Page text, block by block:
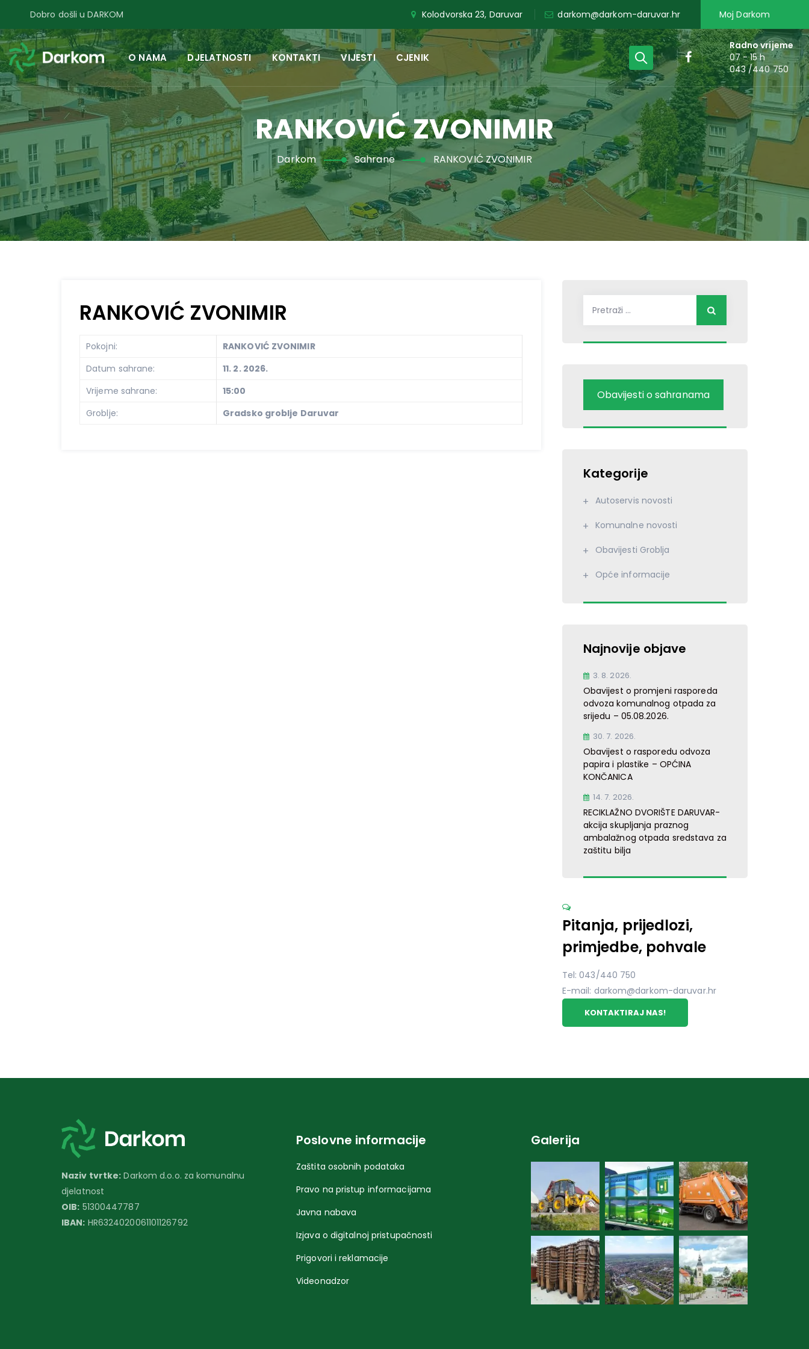
Dobro došli u DARKOM Kolodvorska 23, Daruvar darkom@darkom-daruvar.hr Moj Darkom
Radno vrijeme
07 - 15 h
043 /440 750
O NAMA DJELATNOSTI KONTAKTI VIJESTI CJENIK
RANKOVIĆ ZVONIMIR
Darkom Sahrane RANKOVIĆ ZVONIMIR
RANKOVIĆ ZVONIMIR
Pokojni:
RANKOVIĆ ZVONIMIR
Datum sahrane:
11. 2. 2026.
Vrijeme sahrane:
15:00
Groblje:
Gradsko groblje Daruvar
Obavijesti o sahranama
Kategorije
Autoservis novosti
Komunalne novosti
Obavijesti Groblja
Opće informacije
Najnovije objave
3. 8. 2026.
Obavijest o promjeni rasporeda
odvoza komunalnog otpada za
srijedu – 05.08.2026.
30. 7. 2026.
Obavijest o rasporedu odvoza
papira i plastike – OPĆINA
KONČANICA
14. 7. 2026.
RECIKLAŽNO DVORIŠTE DARUVAR-
akcija skupljanja praznog
ambalažnog otpada sredstava za
zaštitu bilja
Pitanja, prijedlozi,
primjedbe, pohvale
Tel: 043/440 750
E-mail: darkom@darkom-daruvar.hr
KONTAKTIRAJ NAS!
Naziv tvrtke: Darkom d.o.o. za komunalnu
djelatnost
OIB: 51300447787
IBAN: HR6324020061101126792
Poslovne informacije
Zaštita osobnih podataka
Pravo na pristup informacijama
Javna nabava
Izjava o digitalnoj pristupačnosti
Prigovori i reklamacije
Videonadzor
Galerija